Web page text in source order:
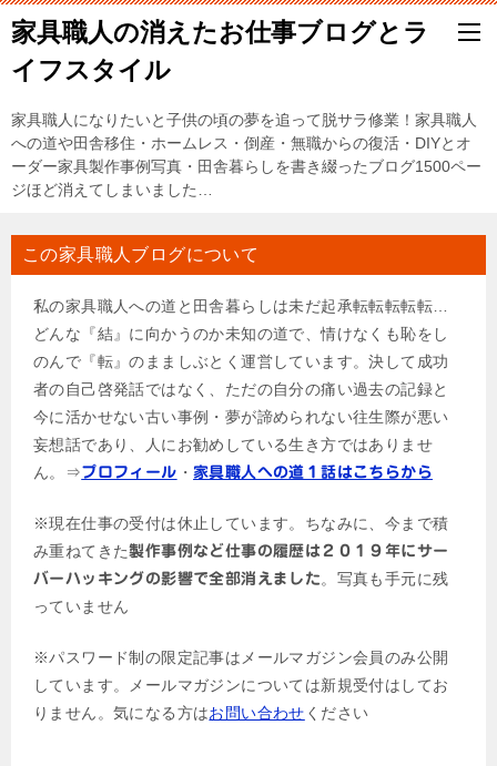
家具職人の消えたお仕事ブログとラ
イフスタイル
家具職人になりたいと子供の頃の夢を追って脱サラ修業！家具職人
への道や田舎移住・ホームレス・倒産・無職からの復活・DIYとオ
ーダー家具製作事例写真・田舎暮らしを書き綴ったブログ1500ペー
ジほど消えてしまいました…
この家具職人ブログについて
私の家具職人への道と田舎暮らしは未だ起承転転転転転…
どんな『結』に向かうのか未知の道で、情けなくも恥をし
のんで『転』のまましぶとく運営しています。決して成功
者の自己啓発話ではなく、ただの自分の痛い過去の記録と
今に活かせない古い事例・夢が諦められない往生際が悪い
妄想話であり、人にお勧めしている生き方ではありませ
ん。⇒プロフィール ・家具職人への道１話はこちらから
※現在仕事の受付は休止しています。ちなみに、今まで積
み重ねてきた製作事例など仕事の履歴は２０１９年にサー
バーハッキングの影響で全部消えました 。写真も手元に残
っていません
※パスワード制の限定記事はメールマガジン会員のみ公開
しています。メールマガジンについては新規受付はしてお
りません。気になる方はお問い合わせ ください